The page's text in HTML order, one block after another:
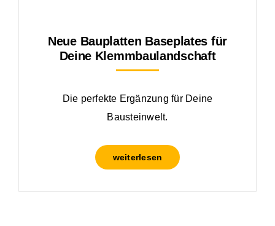
Neue Bauplatten Baseplates für
Deine Klemmbaulandschaft
Die perfekte Ergänzung für Deine
Bausteinwelt.
weiterlesen